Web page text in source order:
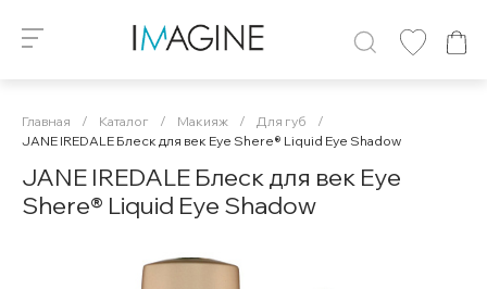
Главная / Каталог / Макияж / Для губ
/
JANE IREDALE Блеск для век Eye Shere® Liquid Eye Shadow
JANE IREDALE Блеск для век Eye
Shere® Liquid Eye Shadow